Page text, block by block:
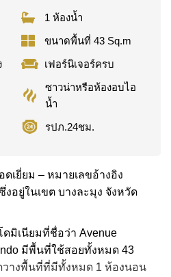
1 ห้องน้ำ
ขนาดพื้นที่ 43 Sq.m
เฟอร์นิเจอร์ครบ
ซาวน่าหรือห้องอบไอ
น้ำ
รปภ.24ชม.
เยี่ยม – หมายเลขอ้างอิง
อยู่ในเขต บางละมุง จังหวัด
มิเนียมที่ชื่อว่า Avenue
มีพื้นที่ใช้สอยทั้งหมด 43
วางพื้นที่ที่มีทั้งหมด 1 ห้องนอน